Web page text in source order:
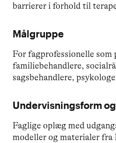
barrierer i forhold til
Målgruppe
For fagprofessionelle som
familiebehandlere,
sagsbehandlere,
Undervisningsform
Faglige oplæg med
modeller og materialer fra